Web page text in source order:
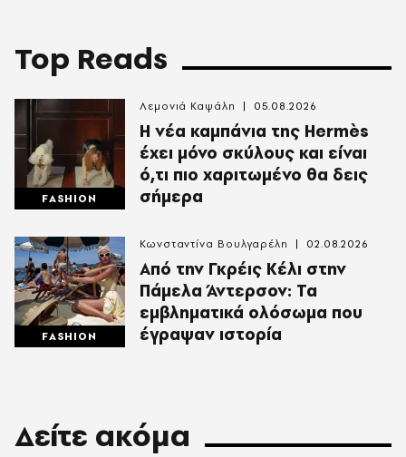
Top Reads
FASHION
Η νέα καμπάνια της Hermès
έχει μόνο σκύλους και είναι
ό,τι πιο χαριτωμένο θα δεις
σήμερα
Λεμονιά Καψάλη 05.08.2026
FASHION
Από την Γκρέις Κέλι στην
Πάμελα Άντερσον: Τα
εμβληματικά ολόσωμα που
έγραψαν ιστορία
Κωνσταντίνα Βουλγαρέλη 02.08.2026
Δείτε ακόμα